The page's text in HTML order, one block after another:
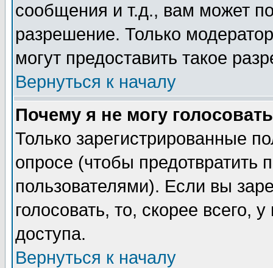
сообщения и т.д., вам может
разрешение. Только
могут предоставить такое
Вернуться к началу
Почему я не могу
Только зарегистрированные
опросе (чтобы предотвратить
пользователями). Если вы
голосовать, то, скорее всего,
доступа.
Вернуться к началу